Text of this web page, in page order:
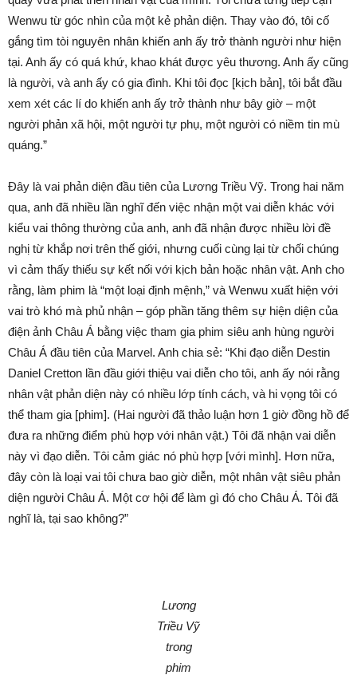
Wenwu từ góc nhìn của một kẻ phản diện. Thay vào đó, tôi cố
gắng tìm tòi nguyên nhân khiến anh ấy trở thành người như hiện
tại. Anh ấy có quá khứ, khao khát được yêu thương. Anh ấy cũng
là người, và anh ấy có gia đình. Khi tôi đọc [kịch bản], tôi bắt đầu
xem xét các lí do khiến anh ấy trở thành như bây giờ – một
người phản xã hội, một người tự phụ, một người có niềm tin mù
quáng.”
Đây là vai phản diện đầu tiên của Lương Triều Vỹ. Trong hai năm
qua, anh đã nhiều lần nghĩ đến việc nhận một vai diễn khác với
kiểu vai thông thường của anh, anh đã nhận được nhiều lời đề
nghị từ khắp nơi trên thế giới, nhưng cuối cùng lại từ chối chúng
vì cảm thấy thiếu sự kết nối với kịch bản hoặc nhân vật. Anh cho
rằng, làm phim là “một loại định mệnh,” và Wenwu xuất hiện với
vai trò khó mà phủ nhận – góp phần tăng thêm sự hiện diện của
điện ảnh Châu Á bằng việc tham gia phim siêu anh hùng người
Châu Á đầu tiên của Marvel. Anh chia sẻ: “Khi đạo diễn Destin
Daniel Cretton lần đầu giới thiệu vai diễn cho tôi, anh ấy nói rằng
nhân vật phản diện này có nhiều lớp tính cách, và hi vọng tôi có
thể tham gia [phim]. (Hai người đã thảo luận hơn 1 giờ đồng hồ để
đưa ra những điểm phù hợp với nhân vật.) Tôi đã nhận vai diễn
này vì đạo diễn. Tôi cảm giác nó phù hợp [với mình]. Hơn nữa,
đây còn là loại vai tôi chưa bao giờ diễn, một nhân vật siêu phản
diện người Châu Á. Một cơ hội để làm gì đó cho Châu Á. Tôi đã
nghĩ là, tại sao không?”
Lương
Triều Vỹ
trong
phim